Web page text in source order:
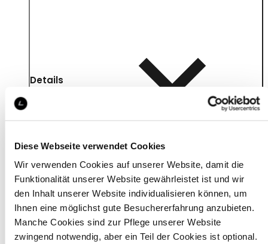
Diese Webseite verwendet Cookies
Wir verwenden Cookies auf unserer Website, damit die
Funktionalität unserer Website gewährleistet ist und wir
den Inhalt unserer Website individualisieren können, um
Ihnen eine möglichst gute Besuchererfahrung anzubieten.
Manche Cookies sind zur Pflege unserer Website
zwingend notwendig, aber ein Teil der Cookies ist optional.
Details